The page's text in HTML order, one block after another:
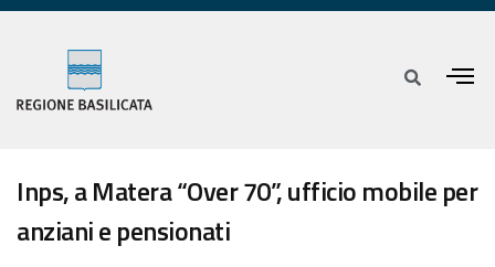
Inps, a Matera “Over 70”, ufficio mobile per
anziani e pensionati